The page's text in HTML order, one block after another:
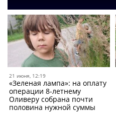
21 июня, 12:19
«Зеленая лампа»: на оплату
операции 8-летнему
Оливеру собрана почти
половина нужной суммы